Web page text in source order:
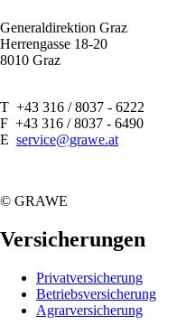
Generaldirektion Graz
Herrengasse 18-20
8010 Graz
T +43 316 / 8037 - 6222
F +43 316 / 8037 - 6490
E service@grawe.at
© GRAWE
Versicherungen
Privatversicherung
Betriebsversicherung
Agrarversicherung